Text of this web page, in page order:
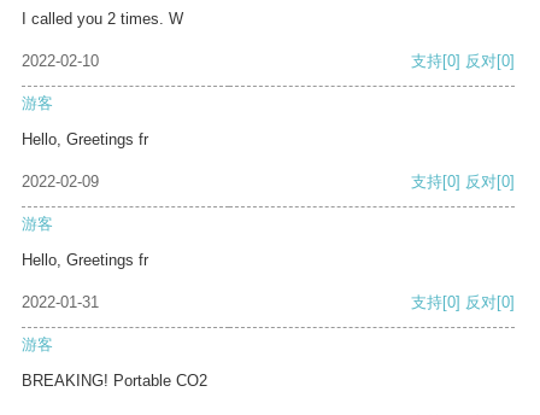
I called you 2 times. W
2022-02-10 支持[0] 反对[0]
游客
Hello, Greetings fr
2022-02-09 支持[0] 反对[0]
游客
Hello, Greetings fr
2022-01-31 支持[0] 反对[0]
游客
BREAKING! Portable CO2